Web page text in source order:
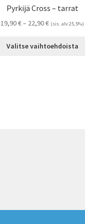
Pyrkijä Cross – tarrat
19,90€– 22,90€Hintaluokka:
-
(sis. alv 25,5%)
Valitse vaihtoehdoista